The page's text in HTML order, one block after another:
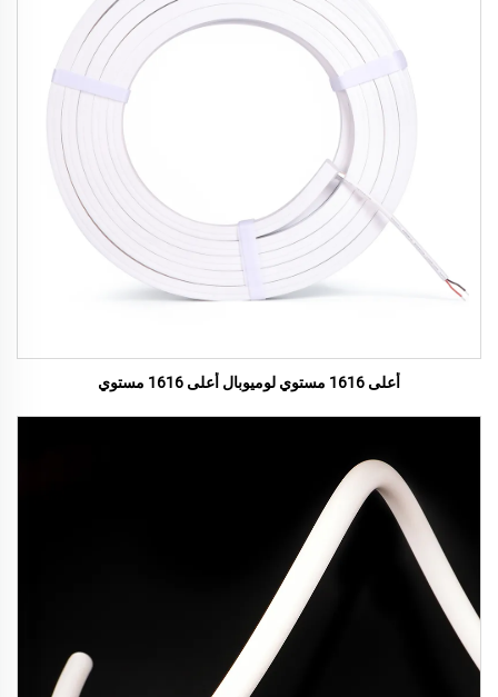
أعلى 1616 مستوي لوميوبال أعلى 1616 مستوي